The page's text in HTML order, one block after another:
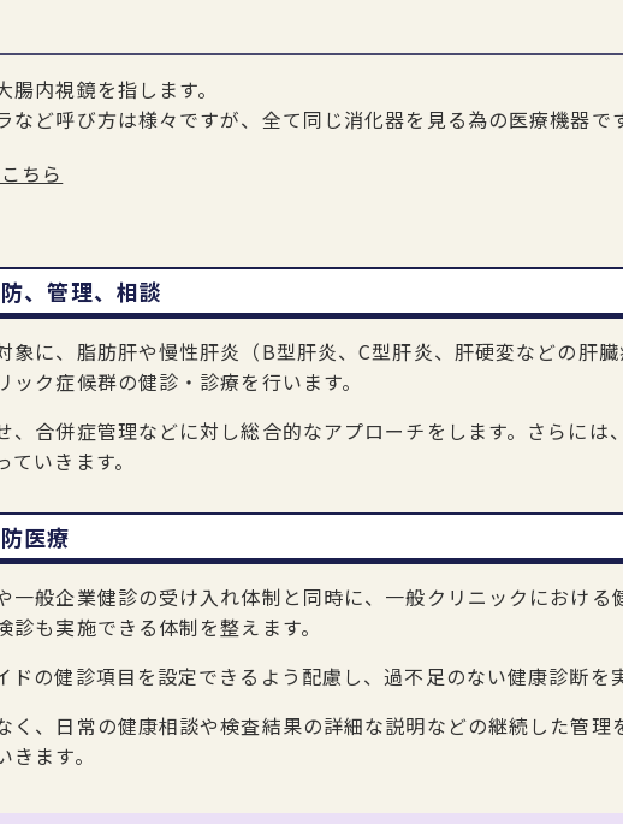
内視鏡を指します。
ど呼び方は様々ですが、全て同じ消化器を見る為の医療機器です
ちら
、管理、相談
象に、脂肪肝や慢性肝炎（B型肝炎、C型肝炎、肝硬変などの肝
ク症候群の健診・診療を行います。
、合併症管理などに対し総合的なアプローチをします。さらには
いきます。
医療
一般企業健診の受け入れ体制と同時に、一般クリニックにおける
も実施できる体制を整えます。
の健診項目を設定できるよう配慮し、過不足のない健康診断を
く、日常の健康相談や検査結果の詳細な説明などの継続した管理
ます。